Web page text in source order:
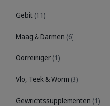
Gebit (11)
Maag & Darmen (6)
Oorreiniger (1)
Vlo, Teek & Worm (3)
Gewrichtssupplementen (1)